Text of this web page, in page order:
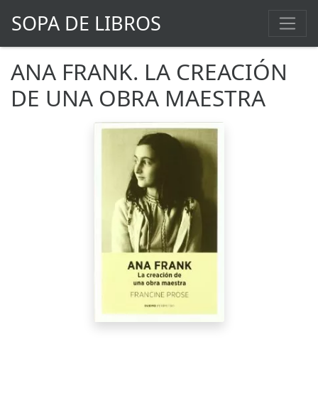
SOPA DE LIBROS
ANA FRANK. LA CREACIÓN
DE UNA OBRA MAESTRA